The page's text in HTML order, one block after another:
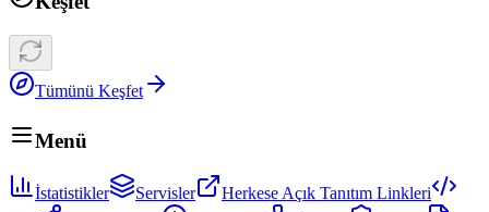
Tümünü Keşfet
Menü
İstatistikler Servisler
Herkese Açık Tanıtım Linkleri